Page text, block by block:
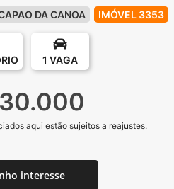
DA CANOA IMÓVEL 3353
1 VAGA
aqui estão sujeitos a reajustes.
interesse